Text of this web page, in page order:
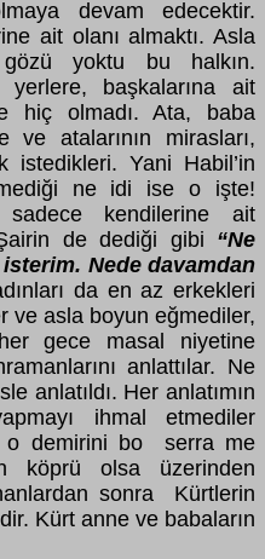
devam edecektir.
ait olanı almaktı. Asla
yoktu bu halkın.
yerlere, başkalarına ait
hiç olmadı. Ata, baba
ve atalarının mirasları,
istedikleri. Yani Habil’in
ne idi ise o işte!
kendilerine ait
de dediği gibi “Ne
Nede davamdan
da en az erkekleri
ve asla boyun eğmediler,
gece masal niyetine
anlattılar. Ne
anlatıldı. Her anlatımın
ihmal etmediler
o demirini bo serra me
köprü olsa üzerinden
sonra Kürtlerin
Kürt anne ve babaların